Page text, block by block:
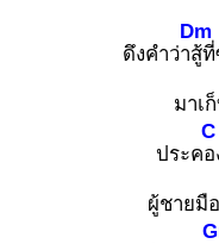
ดึงคำว่า
Dm
สู้
มาเ
ประค
C
ผู้ชายมื